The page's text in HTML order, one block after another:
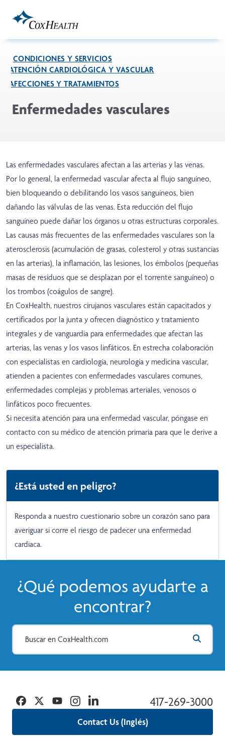
CONDICIONES Y SERVICIOS
ATENCIÓN CARDIOLÓGICA Y VASCULAR
AFECCIONES Y TRATAMIENTOS
Enfermedades vasculares
Las enfermedades vasculares afectan a las arterias y las venas.
Por lo general, la enfermedad vascular afecta al flujo sanguíneo,
bien bloqueando o debilitando los vasos sanguíneos, bien
dañando las válvulas de las venas. Esta reducción del flujo
sanguíneo puede dañar los órganos u otras estructuras corporales.
Las causas más frecuentes de las enfermedades vasculares son la
aterosclerosis (acumulación de grasas, colesterol y otras sustancias
en las arterias), la inflamación, las lesiones, los émbolos (pequeñas
masas de residuos que se desplazan por el torrente sanguíneo) o
los trombos (coágulos de sangre).
En CoxHealth, nuestros cirujanos vasculares están capacitados y
certificados por la junta y ofrecen diagnóstico y tratamiento
integrales y de vanguardia para enfermedades que afectan las
arterias, las venas y los vasos linfáticos. En estrecha colaboración
con especialistas en cardiología, neurología y medicina vascular,
atienden a pacientes con enfermedades vasculares comunes,
enfermedades complejas y problemas arteriales, venosos o
linfáticos poco frecuentes.
Si necesita atención para una enfermedad vascular, póngase en
contacto con su médico de atención primaria para que le derive a
un especialista.
¿Está usted en peligro?
Responda a nuestro cuestionario sobre un corazón sano para
averiguar si corre el riesgo de padecer una enfermedad
cardiaca.
¿Qué podemos ayudarte a
encontrar?
Contact Us (Inglés)
417-269-3000
Facebook
TwitterYouTubeInstagramLinkedin